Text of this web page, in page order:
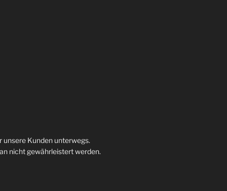
unsere Kunden unterwegs.
nicht gewährleistert werden.